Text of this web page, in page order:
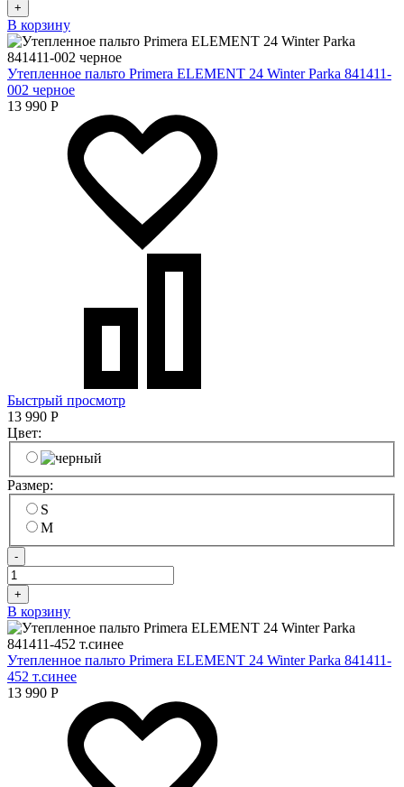
+
В корзину
Утепленное пальто Primera ELEMENT 24 Winter Parka 841411-
002 черное
13 990 Р
Быстрый просмотр
13 990 Р
Цвет:
Размер:
S
M
-
+
В корзину
Утепленное пальто Primera ELEMENT 24 Winter Parka 841411-
452 т.синее
13 990 Р